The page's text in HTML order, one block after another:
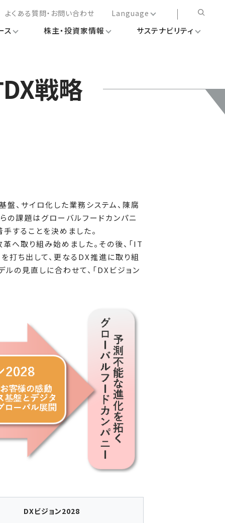
よくある質問・お問い合わせ
Language
日本語
ス 株主・投資家情報 サステナビリティ
戦略
盤、サイロ化した業務システム、陳腐
の課題はグローバルフードカンパニ
することを決めました。
へ取り組み始めました。その後、「IT
打ち出して、更なるDX推進に取り組
の見直しに合わせて、「DXビジョン
DXビジョン2028